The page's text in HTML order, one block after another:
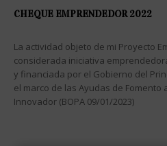
CHEQUE EMPRENDEDOR 2022
La actividad objeto de mi Proyecto
considerada iniciativa
y financiada por el Gobierno del
el marco de las Ayudas de Fomento
Innovador (BOPA 09/01/2023)